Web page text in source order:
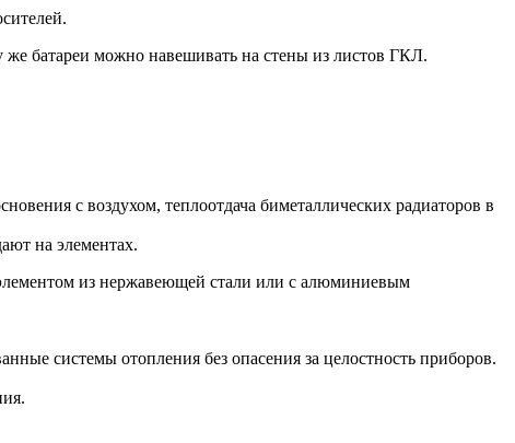
же батареи можно навешивать на стены из листов ГКЛ.
с воздухом, теплоотдача биметаллических радиаторов в
на элементах.
из нержавеющей стали или с алюминиевым
системы отопления без опасения за целостность приборов.